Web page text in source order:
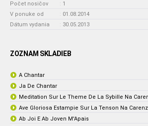
Počet nosičov
: 1
V ponuke od
: 01.08.2014
Dátum vydania
: 30.05.2013
ZOZNAM SKLADIEB
A Chantar
Ja De Chantar
Meditation Sur Le Theme De La Sybille Na
Ave Gloriosa Estampie Sur La Tenson Na
Ab Joi E Ab Joven M'Apais